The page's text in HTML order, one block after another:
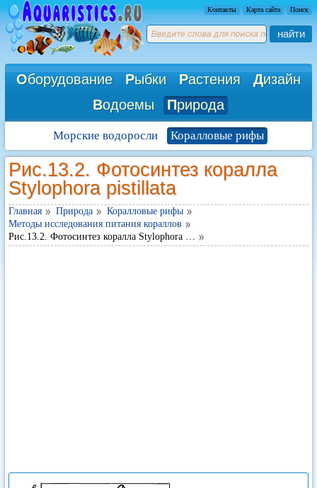
Контакты Карта сайта Поиск
найти
Оборудование Рыбки Растения Дизайн
Водоемы Природа
Морские водоросли Коралловые рифы
Рис.13.2. Фотосинтез коралла
Stylophora pistillata
Главная Природа
Коралловые рифы
Методы исследования питания кораллов
Рис.13.2. Фотосинтез коралла Stylophora …